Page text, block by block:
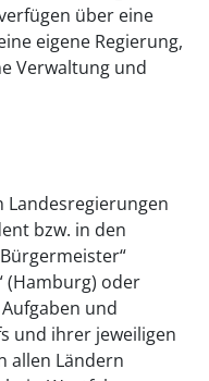
über eine
eigene Regierung,
Verwaltung und
Landesregierungen
bzw. in den
(Hamburg) oder
und
und ihrer jeweiligen
allen Ländern